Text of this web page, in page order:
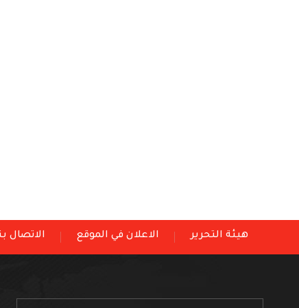
هيئة التحرير الاعلان في الموقع الاتصال